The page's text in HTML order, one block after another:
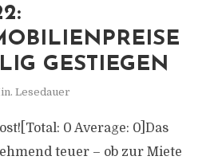
GESTIEGEN
Lesedauer
0 Average: 0]Das
teuer – ob zur Miete